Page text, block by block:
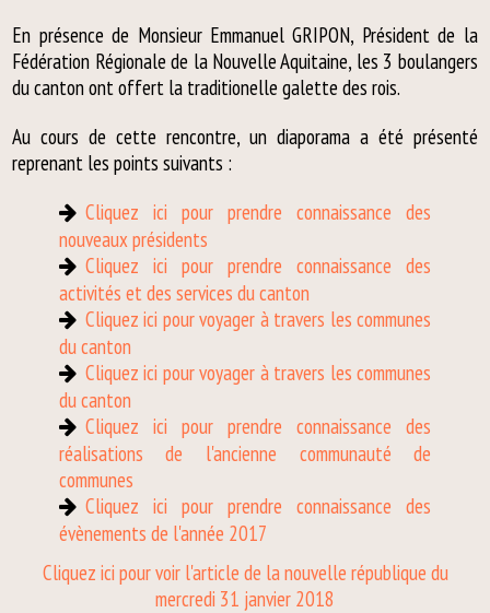
En présence de Monsieur Emmanuel GRIPON, Président de la
Fédération Régionale de la Nouvelle Aquitaine, les 3 boulangers
du canton ont offert la traditionelle galette des rois.
Au cours de cette rencontre, un diaporama a été présenté
reprenant les points suivants :
Cliquez ici pour prendre connaissance des
nouveaux présidents
Cliquez ici pour prendre connaissance des
activités et des services du canton
Cliquez ici pour voyager à travers les communes
du canton
Cliquez ici pour voyager à travers les communes
du canton
Cliquez ici pour prendre connaissance des
réalisations de l'ancienne communauté de
communes
Cliquez ici pour prendre connaissance des
évènements de l'année 2017
Cliquez ici pour voir l'article de la nouvelle république du
mercredi 31 janvier 2018